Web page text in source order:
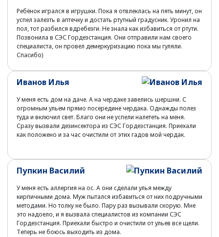
Ребёнок игрался в игрушки. Пока я отвлеклась на пять минут, он
успел залезть в аптечку и достать ртутный градусник. Уронил на
пол, тот разбился вдребезги. Не знала как избавиться от ртути.
Позвонила в СЭС Гордезстанция. Они отправили нам своего
специалиста, он провел демеркуризацию пока мы гуляли.
Спасибо)
Иванов Илья
У меня есть дом на даче. А на чердаке завелись шершни. С
огромным ульем прямо посередине чердака. Однажды полез
туда и включил свет. Благо они не успели налететь на меня.
Сразу вызвали дезинсектора из СЭС Гордезстанция. Приехали
как положено и за час очистили от этих гадов мой чердак.
Пупкин Василий
У меня есть аллергия на ос. А они сделали улья между
кирпичными дома. Муж пытался избавиться от них подручными
методами. Но толку не было. Пару раз вызывали скорую. Мне
это надоело, и я вызвала специалистов из компании СЭС
Гордезстанция. Приехали быстро и очистили от ульев все щели.
Теперь не боюсь выходить из дома.